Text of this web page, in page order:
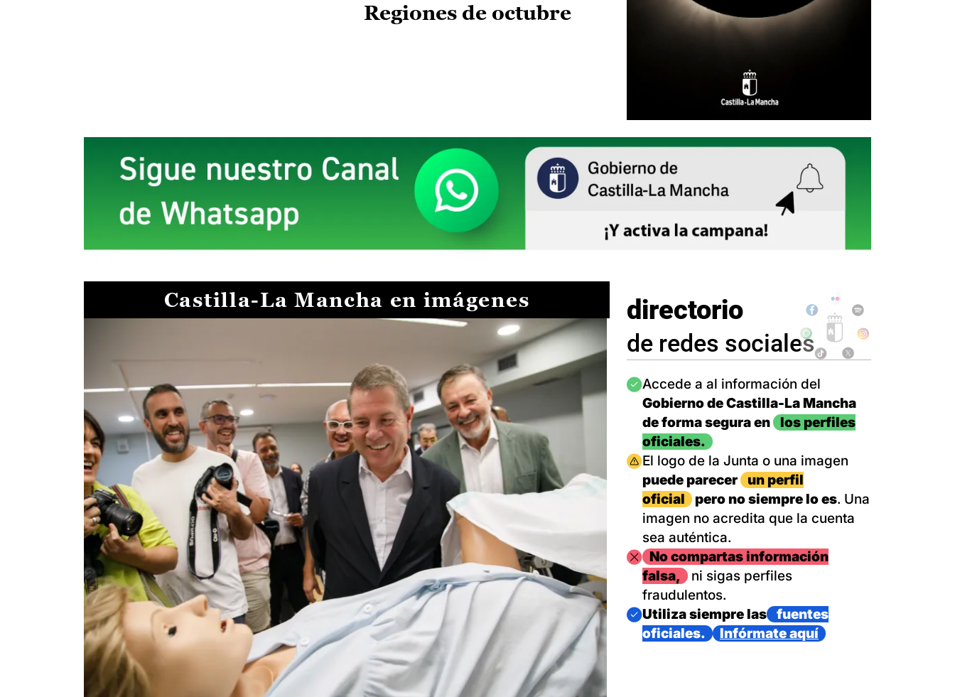
Regiones de octubre
Castilla-La Mancha en imágenes directorio
de redes sociales
Imagen
Accede a al información del
Gobierno de Castilla-La Mancha
de forma segura en
los perfiles
oficiales.
Imagen
El logo de la Junta o una imagen
puede parecer
un perfil
oficial
pero no siempre lo es. Una
imagen no acredita que la cuenta
sea auténtica.
ImagenNo compartas información
falsa,
ni sigas perfiles
fraudulentos.
Imagen
Utiliza siempre las
fuentes
oficiales.
Infórmate aquí